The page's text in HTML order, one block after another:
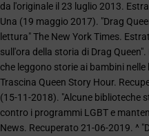
da l'originale il 23 luglio 2013.
Una (19 maggio 2017). "Drag
lettura" The New York Times.
sull'ora della storia di Drag
che leggono storie ai bambini nelle
Trascina Queen Story Hour.
(15-11-2018). "Alcune
contro i programmi LGBT e
News. Recuperato 21-06-2019. ^